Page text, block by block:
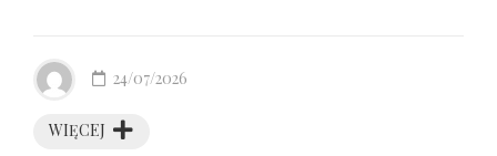
WIĘCEJ
24/07/2026